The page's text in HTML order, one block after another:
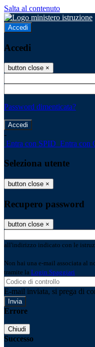
Salta al contenuto
Accedi
Accedi
button close ×
Password dimenticata?
-
Entra con SPID Entra con
Seleziona utente
button close ×
Recupero password
button close ×
all'indirizzo indicato con le
Non hai una e-mail associata al
tramite la Login Spaggiari
E-mail inviata, si prega di
Errore
Chiudi
Successo